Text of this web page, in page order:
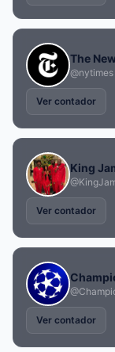
The
@nytimes
Ver contador
King
Ver contador
Ver contador